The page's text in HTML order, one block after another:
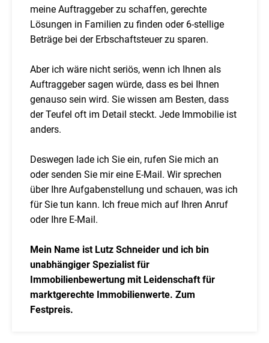
meine Auftraggeber zu schaffen, gerechte
Lösungen in Familien zu finden oder 6-stellige
Beträge bei der Erbschaftsteuer zu sparen.
Aber ich wäre nicht seriös, wenn ich Ihnen als
Auftraggeber sagen würde, dass es bei Ihnen
genauso sein wird. Sie wissen am Besten, dass
der Teufel oft im Detail steckt. Jede Immobilie ist
anders.
Deswegen lade ich Sie ein, rufen Sie mich an
oder senden Sie mir eine E-Mail. Wir sprechen
über Ihre Aufgabenstellung und schauen, was ich
für Sie tun kann. Ich freue mich auf Ihren Anruf
oder Ihre E-Mail.
Mein Name ist Lutz Schneider und ich bin
unabhängiger Spezialist für
Immobilienbewertung mit Leidenschaft für
marktgerechte Immobilienwerte. Zum
Festpreis.